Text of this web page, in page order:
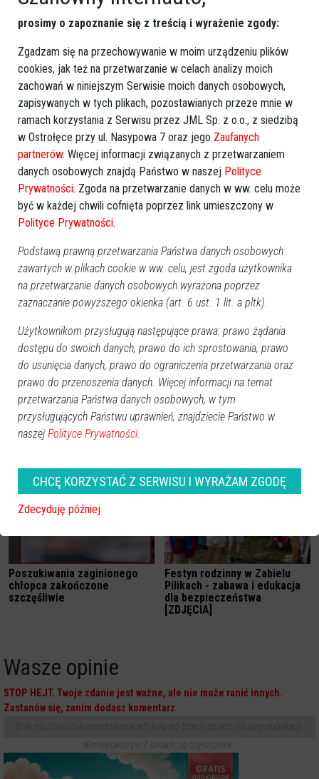
Zobacz również
akcji. Kłusownicy zatrzymani
na gorącym uczynku!
[ZDJĘCIA]
gnał przez teren zabudowany
niemal 150 km/h!
Statystyki z Ostrołęki: Spada
liczba ludności, ujemny
przyrost naturalny. Ale
jesteśmy przedsiębiorczy
Pożar w Bandysiach. To było
podpalenie! Tomasz R. chce
Poszukiwania zaginionego
chłopca zakończone
szczęśliwie
Festyn rodzinny w Zabielu
Pilikach - zabawa i edukacja
dla bezpieczeństwa
[ZDJĘCIA]
Wasze opinie
STOP HEJT. Twoje zdanie jest ważne, ale nie może ranić innych.
Zastanów się, zanim dodasz komentarz
Komentarze po 7 dniach są czyszczone.
prosimy o zapoznanie się z treścią i wyrażenie zgody:
Zgadzam się na przechowywanie w moim urządzeniu plików
cookies, jak też na przetwarzanie w celach analizy moich
zachowań w niniejszym Serwisie moich danych osobowych,
zapisywanych w tych plikach, pozostawianych przeze mnie w
ramach korzystania z Serwisu przez JML Sp. z o.o., z siedzibą
w Ostrołęce przy ul. Nasypowa 7 oraz jego Zaufanych
partnerów. Więcej informacji związanych z przetwarzaniem
danych osobowych znajdą Państwo w naszej Polityce
Prywatności. Zgoda na przetwarzanie danych w ww. celu może
być w każdej chwili cofnięta poprzez link umieszczony w
Polityce Prywatności.
Podstawą prawną przetwarzania Państwa danych osobowych
zawartych w plikach cookie w ww. celu, jest zgoda użytkownika
na przetwarzanie danych osobowych wyrażona poprzez
zaznaczanie powyższego okienka (art. 6 ust. 1 lit. a pltk).
Użytkownikom przysługują następujące prawa: prawo żądania
dostępu do swoich danych, prawo do ich sprostowania, prawo
do usunięcia danych, prawo do ograniczenia przetwarzania oraz
prawo do przenoszenia danych. Więcej informacji na temat
przetwarzania Państwa danych osobowych, w tym
przysługujących Państwu uprawnień, znajdziecie Państwo w
naszej Polityce Prywatności.
CHCĘ KORZYSTAĆ Z SERWISU I WYRAŻAM ZGODĘ
Zdecyduję później